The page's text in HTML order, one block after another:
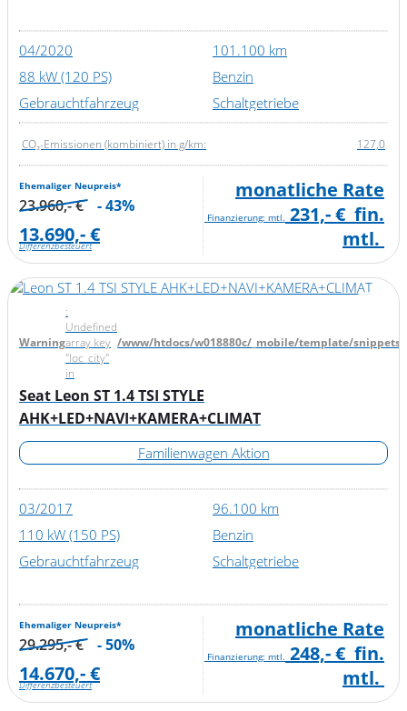
04/2020
101.100 km
88 kW (120 PS)
Benzin
Gebrauchtfahrzeug
Schaltgetriebe
CO₂-Emissionen (kombiniert) in g/km: 127,0
Ehemaliger Neupreis*
23.960,- € - 43%
13.690,- €
Differenzbesteuert
monatliche Rate
Finanzierung: mtl. 231,- € fin.
mtl.
Warning
:
Undefined
array key
"loc_city"
in
/www/htdocs/w018880c/_mobile/template/
Seat Leon ST 1.4 TSI STYLE
AHK+LED+NAVI+KAMERA+CLIMAT
Familienwagen Aktion
03/2017
96.100 km
110 kW (150 PS)
Benzin
Gebrauchtfahrzeug
Schaltgetriebe
Ehemaliger Neupreis*
29.295,- € - 50%
14.670,- €
Differenzbesteuert
monatliche Rate
Finanzierung: mtl. 248,- € fin.
mtl.